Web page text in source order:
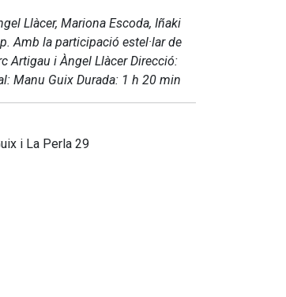
Llàcer, Mariona Escoda, Iñaki
Amb la participació estel·lar de
Artigau i Àngel Llàcer Direcció:
Manu Guix Durada: 1 h 20 min
i La Perla 29